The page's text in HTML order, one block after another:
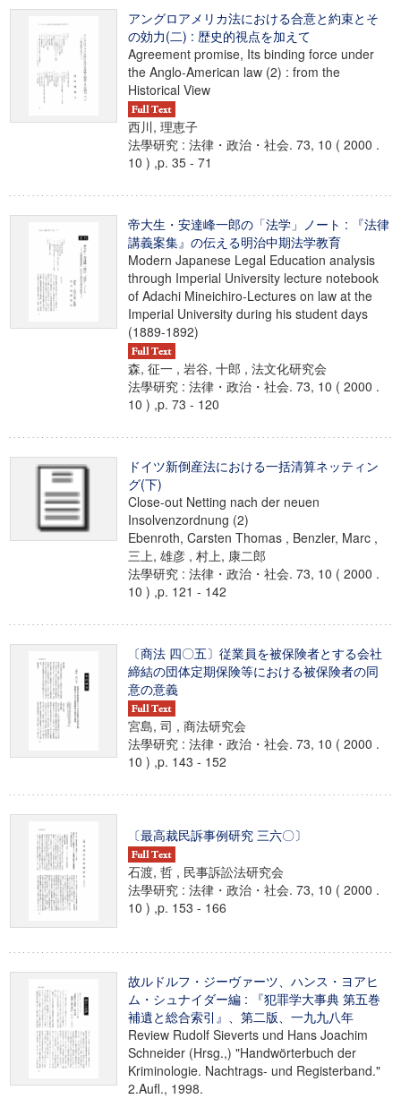
アングロアメリカ法における合意と約束とそ
の効力(二) : 歴史的視点を加えて
Agreement promise, Its binding force under
the Anglo-American law (2) : from the
Historical View
西川, 理恵子
法學研究 : 法律・政治・社会. 73, 10 ( 2000 .
10 ) ,p. 35 - 71
帝大生・安達峰一郎の「法学」ノート : 『法律
講義案集』の伝える明治中期法学教育
Modern Japanese Legal Education analysis
through Imperial University lecture notebook
of Adachi Mineichiro-Lectures on law at the
Imperial University during his student days
(1889-1892)
森, 征一 , 岩谷, 十郎 , 法文化研究会
法學研究 : 法律・政治・社会. 73, 10 ( 2000 .
10 ) ,p. 73 - 120
ドイツ新倒産法における一括清算ネッティン
グ(下)
Close-out Netting nach der neuen
Insolvenzordnung (2)
Ebenroth, Carsten Thomas , Benzler, Marc ,
三上, 雄彦 , 村上, 康二郎
法學研究 : 法律・政治・社会. 73, 10 ( 2000 .
10 ) ,p. 121 - 142
〔商法 四〇五〕従業員を被保険者とする会社
締結の団体定期保険等における被保険者の同
意の意義
宮島, 司 , 商法研究会
法學研究 : 法律・政治・社会. 73, 10 ( 2000 .
10 ) ,p. 143 - 152
〔最高裁民訴事例研究 三六〇〕
石渡, 哲 , 民事訴訟法研究会
法學研究 : 法律・政治・社会. 73, 10 ( 2000 .
10 ) ,p. 153 - 166
故ルドルフ・ジーヴァーツ、ハンス・ヨアヒ
ム・シュナイダー編 : 『犯罪学大事典 第五巻
補遺と総合索引』、第二版、一九九八年
Review Rudolf Sieverts und Hans Joachim
Schneider (Hrsg.,) "Handwörterbuch der
Kriminologie. Nachtrags- und Registerband."
2.Aufl., 1998.